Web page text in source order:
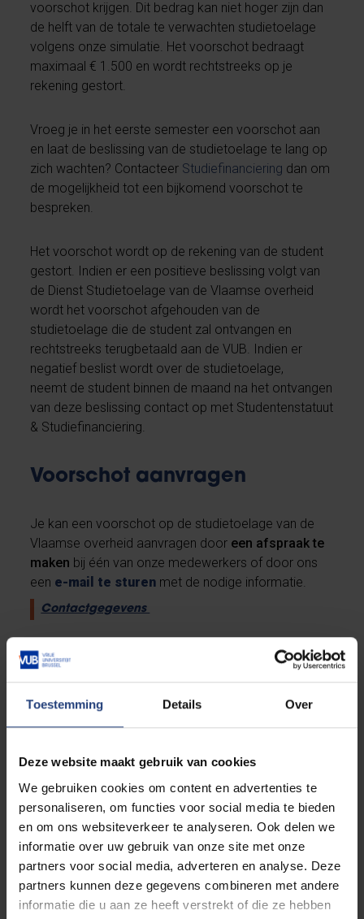
Toestemming Details Over
Deze website maakt gebruik van cookies
We gebruiken cookies om content en advertenties te
personaliseren, om functies voor social media te bieden
en om ons websiteverkeer te analyseren. Ook delen we
informatie over uw gebruik van onze site met onze
partners voor social media, adverteren en analyse. Deze
partners kunnen deze gegevens combineren met andere
informatie die u aan ze heeft verstrekt of die ze hebben
voorschot krijgen. Dit bedrag kan niet hoger zijn dan
de helft van de totale te verwachten studietoelage
volgens onze simulatie. Het voorschot bedraagt
maximaal € 1.500 en wordt rechtstreeks op je
rekening gestort.
Vroeg je in het eerste semester een voorschot aan
en laat de beslissing van de studietoelage te lang op
zich wachten? Contacteer Studiefinanciering dan om
de mogelijkheid tot een bijkomend voorschot te
bespreken.
Het voorschot wordt op de rekening van de student
gestort. Indien er een positieve beslissing volgt van
de Dienst Studietoelage van de Vlaamse overheid
wordt het voorschot afgehouden van de
studietoelage die de student zal ontvangen en
rechtstreeks terugbetaald aan de VUB. Indien er
negatief beslist wordt over de studietoelage,
neemt de student binnen de maand na het ontvangen
van deze beslissing contact op met Studentenstatuut
& Studiefinanciering.
Voorschot aanvragen
Je kan een voorschot op de studietoelage van de
Vlaamse overheid aanvragen door een afspraak te
maken bij één van onze medewerkers of door ons
een e-mail te sturen met de nodige informatie.
Contactgegevens
Deadline
Voor een voorschot kan je ons via mail
contacteren tot en met 1 september
(aan het
Je kan een voorschot op de studietoelage
aanvragen zodra:
jeinschrijving is voltooid
je vakken hebt geregistreerd
én je destudietoelage hebt aangevraagd
én je aan depedagogische voorwaarden
voldoet: je inschrijving bedraagt minstens 54